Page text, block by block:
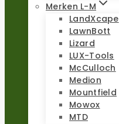
Merken L-M
LandXcape
LawnBott
Lizard
LUX-Tools
McCulloch
Medion
Mountfield
Mowox
MTD